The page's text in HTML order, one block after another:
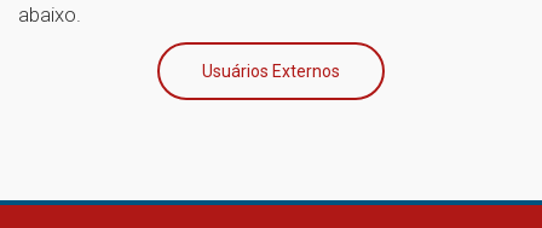
abaixo.
Usuários Externos